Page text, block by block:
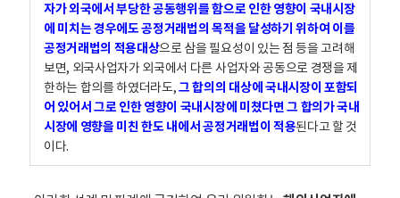
자가 외국에서 부당한 공동행위를 함으로 인한 영향이 국내시장
에 미치는 경우에도 공정거래법의 목적을 달성하기 위하여 이를
공정거래법의 적용대상으로 삼을 필요성이 있는 점 등을 고려해
보면, 외국사업자가 외국에서 다른 사업자와 공동으로 경쟁을 제
한하는 합의를 하였더라도,그 합의의 대상에 국내시장이 포함되
어 있어서 그로 인한 영향이 국내시장에 미쳤다면 그 합의가 국내
시장에 영향을 미친 한도 내에서 공정거래법이 적용된다고 할 것
이다.